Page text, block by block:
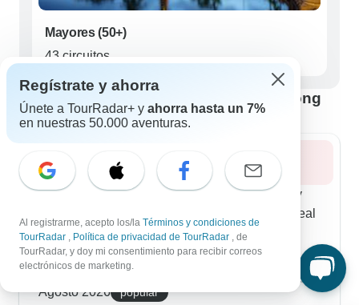
Mayores (50+)
43 circuitos
Mejor época para visitar Bahía de Halong
Verano 2026
El verano en la Bahía de Halong es caluroso y
soleado, atrayendo a muchos visitantes. Es ideal
para nadar y practicar deportes acuáticos.
Prepárate para lluvias breves y tormentas
ocasionales.
Agosto 2026
popular
Regístrate y ahorra
Únete a TourRadar+ y ahorra hasta un 7%
en nuestras 50.000 aventuras.
Al registrarme, acepto los/la Términos y condiciones de
TourRadar , Política de privacidad de TourRadar , de
TourRadar, y doy mi consentimiento para recibir correos
electrónicos de marketing.